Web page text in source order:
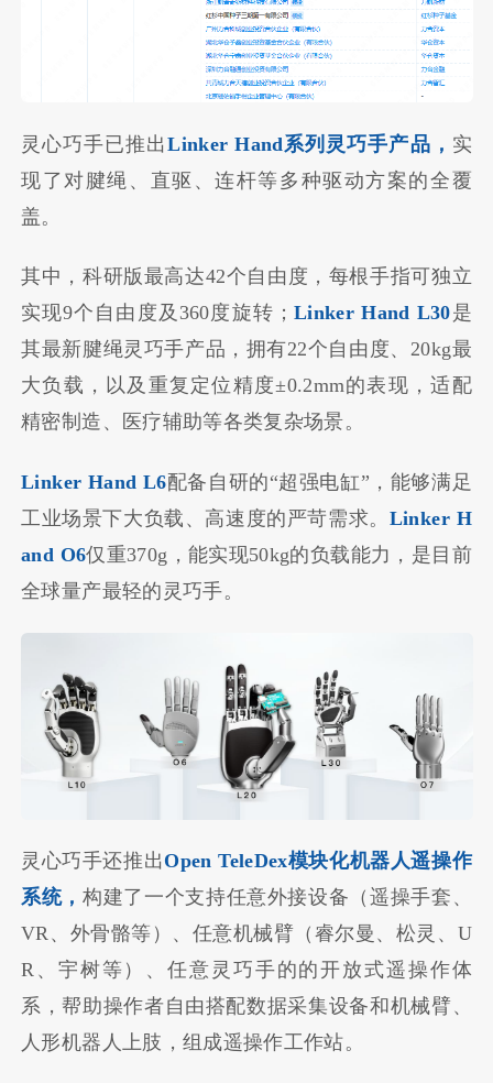
灵心巧手已推出Linker Hand系列灵巧手产品， 实
现了对腱绳、直驱、连杆等多种驱动方案的全覆
盖。
其中，科研版最高达42个自由度，每根手指可独立
实现9个自由度及360度旋转； Linker Hand L30是
其最新腱绳灵巧手产品，拥有22个自由度、20kg最
大负载，以及重复定位精度±0.2mm的表现，适配
精密制造、医疗辅助等各类复杂场景。
Linker Hand L6配备自研的“超强电缸”，能够满足
工业场景下大负载、高速度的严苛需求。 Linker H
and O6仅重370g，能实现50kg的负载能力，是目前
全球量产最轻的灵巧手。
灵心巧手还推出Open TeleDex模块化机器人遥操作
系统，构建了一个支持任意外接设备（遥操手套、
VR、外骨骼等）、任意机械臂（睿尔曼、松灵、U
R、宇树等）、任意灵巧手的的开放式遥操作体
系，帮助操作者自由搭配数据采集设备和机械臂、
人形机器人上肢，组成遥操作工作站。